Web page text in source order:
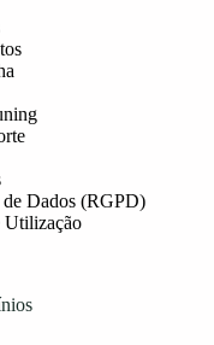
de Dados (RGPD)
Utilização